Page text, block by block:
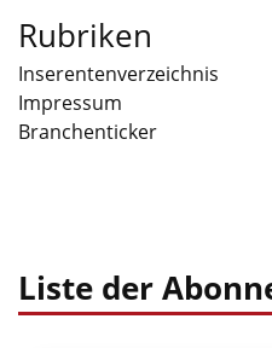
Rubriken
Inserentenverzeichnis
Impressum
Branchenticker
Liste der